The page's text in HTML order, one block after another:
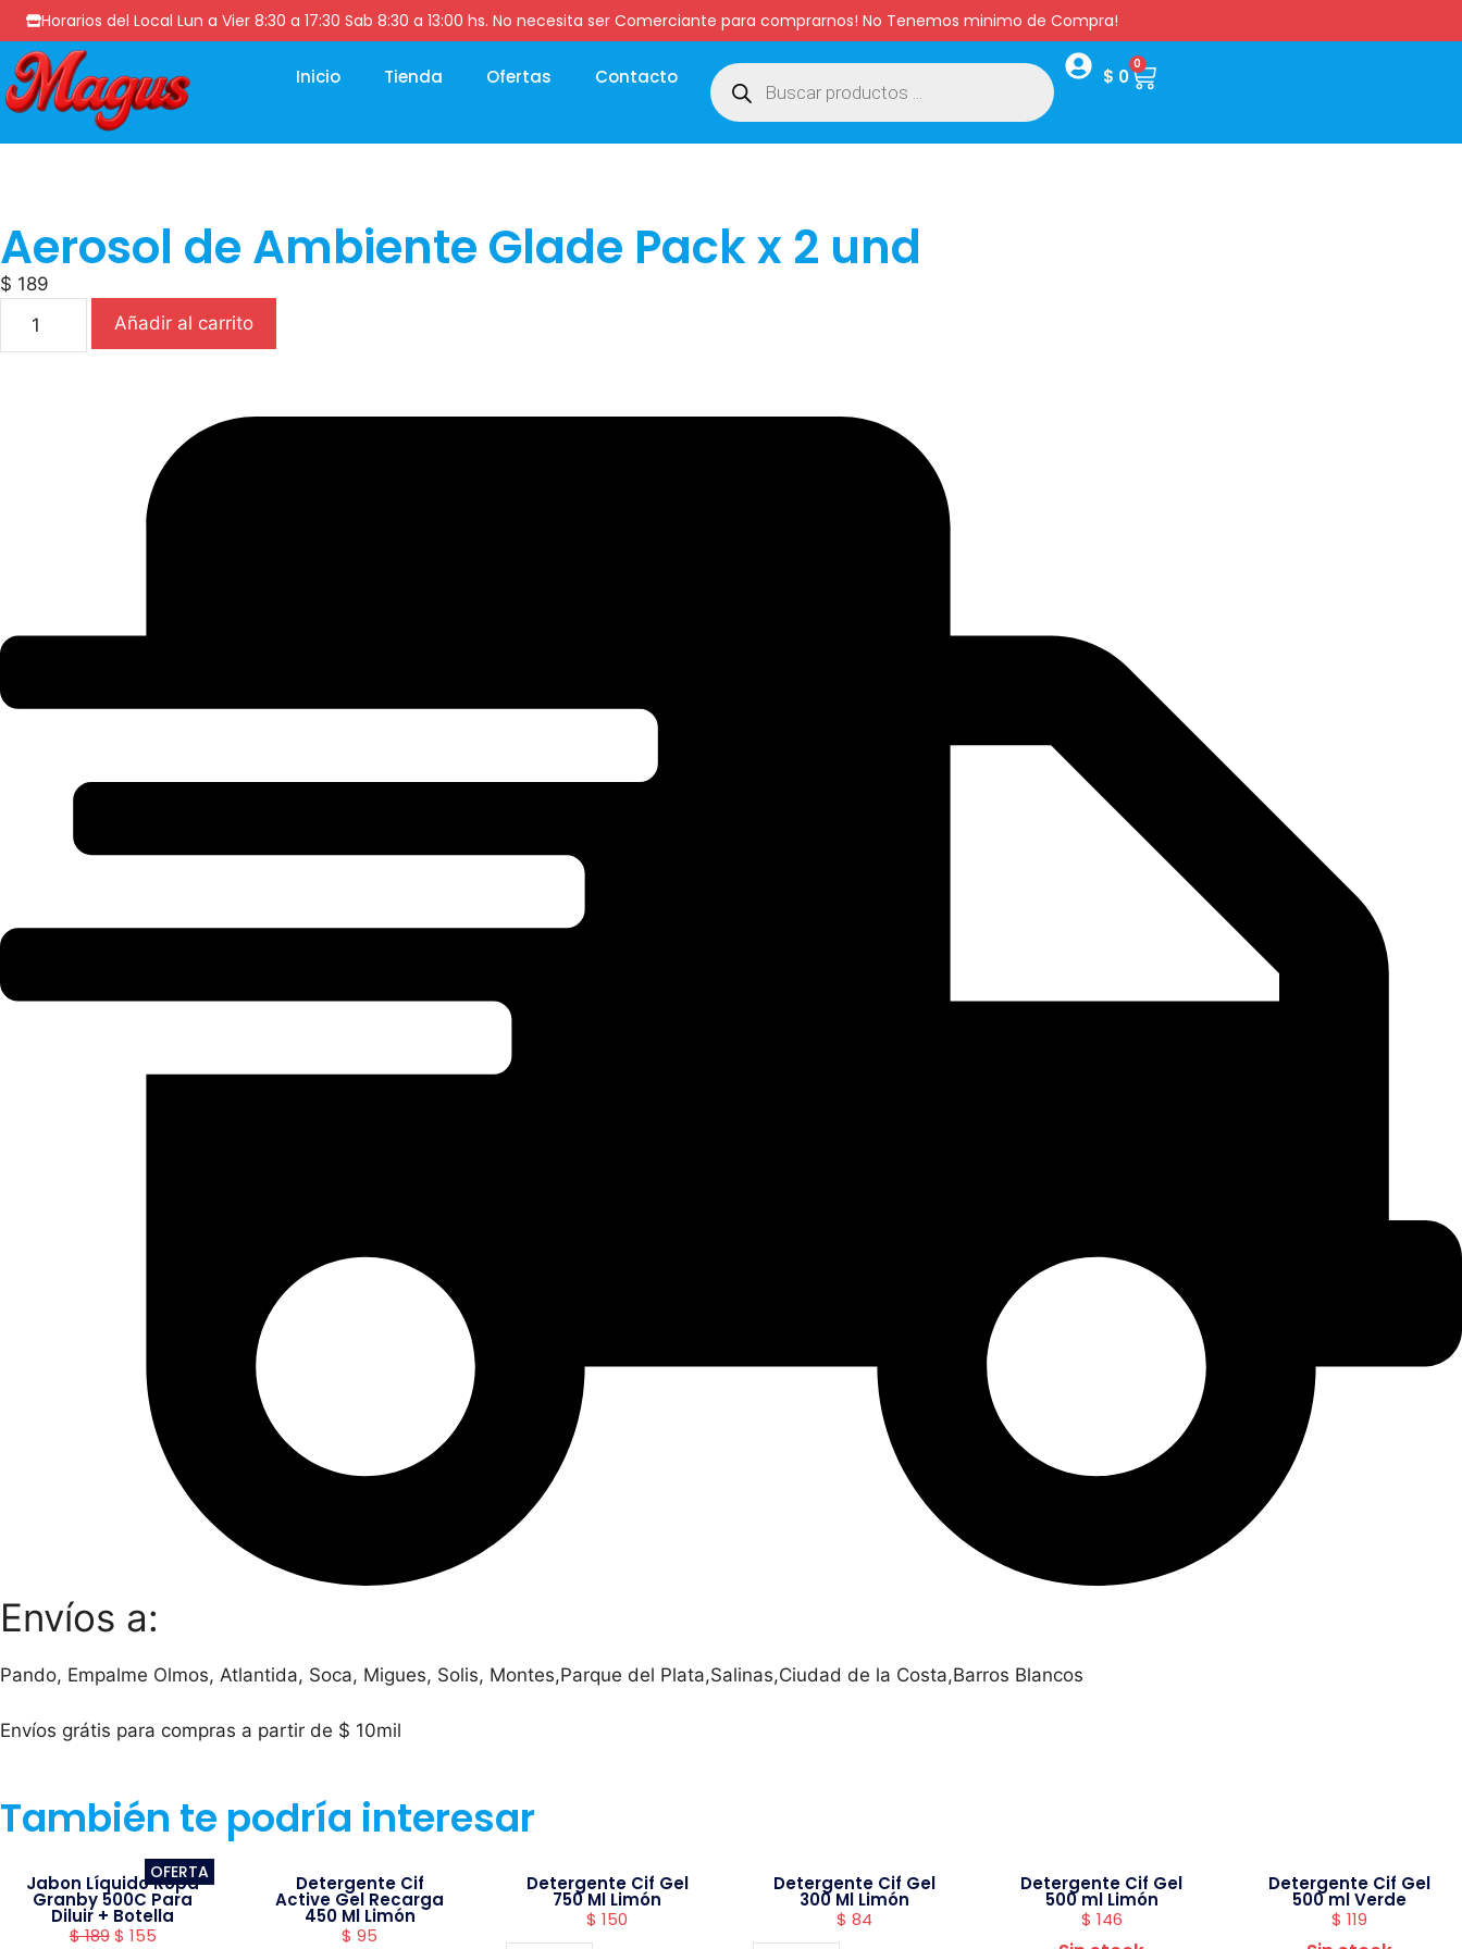
Horarios del Local Lun a Vier 8:30 a 17:30 Sab 8:30 a 13:00 hs. No necesita ser Comerciante para comprarnos! No Tenemos minimo de Compra!
Inicio Tienda Ofertas Contacto $ 0
0
Aerosol de Ambiente Glade Pack x 2 und
$ 189
Añadir al carrito
Envíos a:
Pando, Empalme Olmos, Atlantida, Soca, Migues, Solis, Montes,Parque del Plata,Salinas,Ciudad de la Costa,Barros Blancos
Envíos grátis para compras a partir de $ 10mil
También te podría interesar
OFERTA
Jabon Líquido Ropa
Granby 500C Para
Diluir + Botella
$189 $ 155
Detergente Cif
Active Gel Recarga
450 Ml Limón
$ 95
Detergente Cif Gel
750 Ml Limón
$ 150
Detergente Cif Gel
300 Ml Limón
$ 84
Detergente Cif Gel
500 ml Limón
$ 146
Detergente Cif Gel
500 ml Verde
$ 119